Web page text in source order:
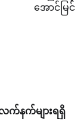
အောင်မြင်
လက်နက်များရရှိ